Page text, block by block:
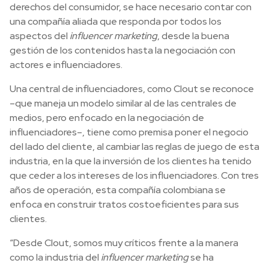
derechos del consumidor, se hace necesario contar con
una compañía aliada que responda por todos los
aspectos del influencer marketing, desde la buena
gestión de los contenidos hasta la negociación con
actores e influenciadores.
Una central de influenciadores, como Clout se reconoce
–que maneja un modelo similar al de las centrales de
medios, pero enfocado en la negociación de
influenciadores–, tiene como premisa poner el negocio
del lado del cliente, al cambiar las reglas de juego de esta
industria, en la que la inversión de los clientes ha tenido
que ceder a los intereses de los influenciadores. Con tres
años de operación, esta compañía colombiana se
enfoca en construir tratos costoeficientes para sus
clientes.
“Desde Clout, somos muy críticos frente a la manera
como la industria del influencer marketingse ha